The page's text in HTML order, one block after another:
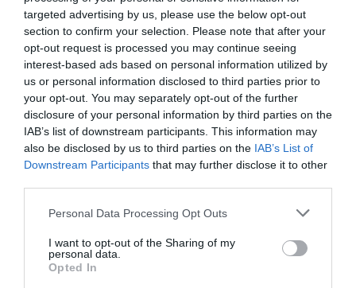
targeted advertising by us, please use the below opt-out
section to confirm your selection. Please note that after your
opt-out request is processed you may continue seeing
interest-based ads based on personal information utilized by
us or personal information disclosed to third parties prior to
your opt-out. You may separately opt-out of the further
disclosure of your personal information by third parties on the
IAB’s list of downstream participants. This information may
also be disclosed by us to third parties on the IAB’s List of
Downstream Participants that may further disclose it to other
Personal Data Processing Opt Outs
I want to opt-out of the Sharing of my
personal data.
Opted In
DERNIERS COMMENTAIRES
atplhkta commenté l'article :
Contrôles aux frontières entre l’Espagne et l’Italie : des
arrivées plus longues, des correspondances à risque
Manfou
a commenté l'article :
une saison record malgré le contexte géopolitique